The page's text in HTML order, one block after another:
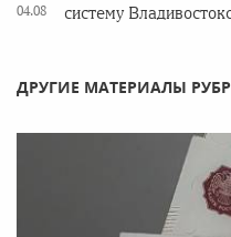
04.08
систему
ДРУГИЕ МАТЕРИАЛЫ